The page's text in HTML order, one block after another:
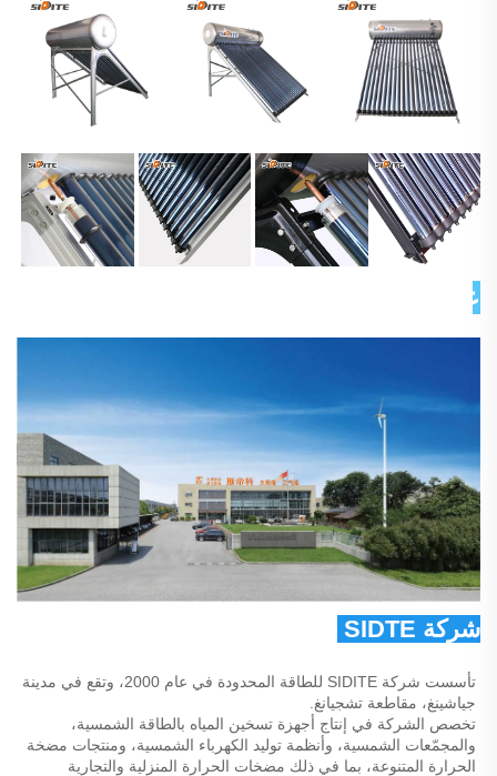
عن شركتنا
شركة SIDTE للطاقة المحدودة
جياشينغ، مقاطعة تشجيانغ.